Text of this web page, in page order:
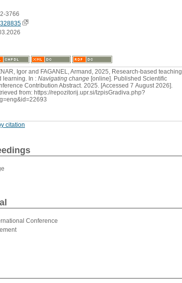
3766
Igor and FAGANEL, Armand, 2025, Research-based teaching
learning. In : Navigating change [online]. Published Scientific
Contribution Abstract. 2025. [Accessed 7 August 2026].
from: https://repozitorij.upr.si/IzpisGradiva.php?
citation
Conference